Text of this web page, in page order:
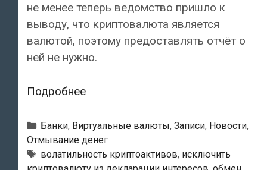
не менее теперь ведомство пришло к
выводу, что криптовалюта является
валютой, поэтому предоставлять отчёт о
ней не нужно.
ПодробнееМинистерство
хочет
исключить
криптовалюту
Рубрики
Банки, Виртуальные валюты, Записи, Новости,
Отмывание денег
Тэги
волатильность криптоактивов, исключить